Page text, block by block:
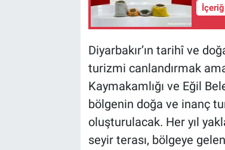
Diyarbakır’ın tarihî ve
turizmi canlandırmak
Kaymakamlığı ve Eğil
bölgenin doğa ve inanç
oluşturulacak. Her yıl
seyir terası, bölgeye